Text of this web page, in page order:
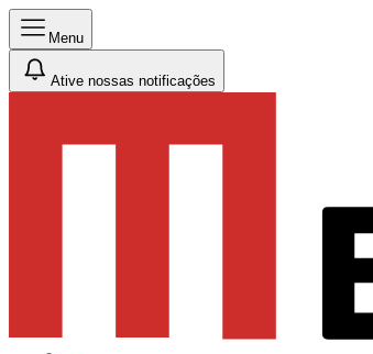
Menu
Ative nossas notificações